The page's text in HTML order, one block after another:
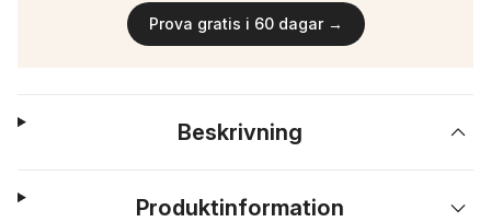
Prova gratis i 60 dagar →
Beskrivning
Produktinformation